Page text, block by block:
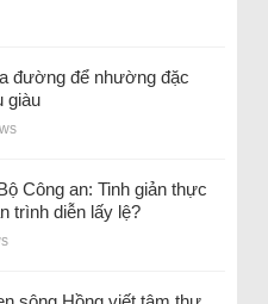
đường để nhường đặc
giàu
Công an: Tinh giản thực
trình diễn lấy lệ?